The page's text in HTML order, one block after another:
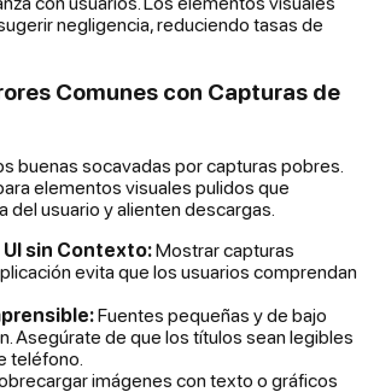
negligencia, reduciendo tasas de
Comunes con Capturas de
buenas socavadas por capturas pobres.
elementos visuales pulidos que
del usuario y alienten descargas.
sin Contexto:Mostrar capturas
evita que los usuarios comprendan
Fuentes pequeñas y de bajo
Asegúrate de que los títulos sean legibles
teléfono.
imágenes con texto o gráficos